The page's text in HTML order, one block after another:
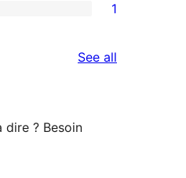
1
See all
dire ? Besoin